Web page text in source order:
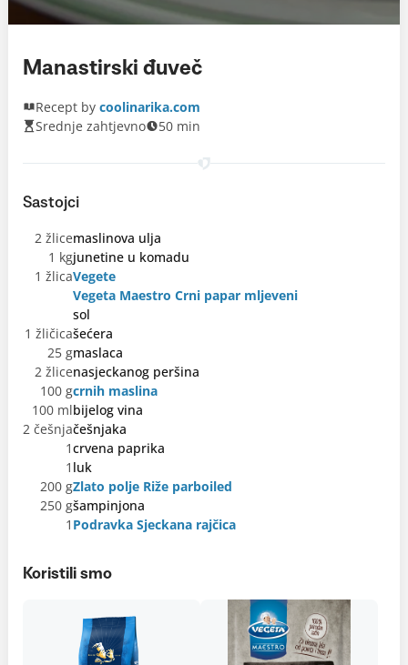
Manastirski đuveč
Recept by coolinarika.com
Srednje zahtjevno
50 min
Sastojci
2 žlicemaslinova ulja
1 kgjunetine u komadu
1 žlicaVegete
Vegeta Maestro Crni papar mljeveni
sol
1 žličicašećera
25 gmaslaca
2 žlicenasjeckanog peršina
100 gcrnih maslina
100 mlbijelog vina
2 češnjačešnjaka
1crvena paprika
1 luk
200 gZlato polje Riže parboiled
250 gšampinjona
1 Podravka Sjeckana rajčica
Koristili smo